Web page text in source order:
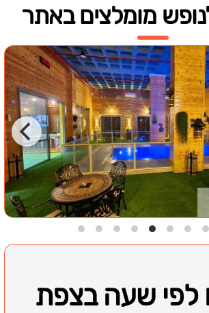
מומלצים באתר
לפי שעה בצפת